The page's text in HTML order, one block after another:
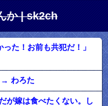
か | sk2ch
た！お前も共犯だ！」
→ わろた
が嫁は食べたくない。し